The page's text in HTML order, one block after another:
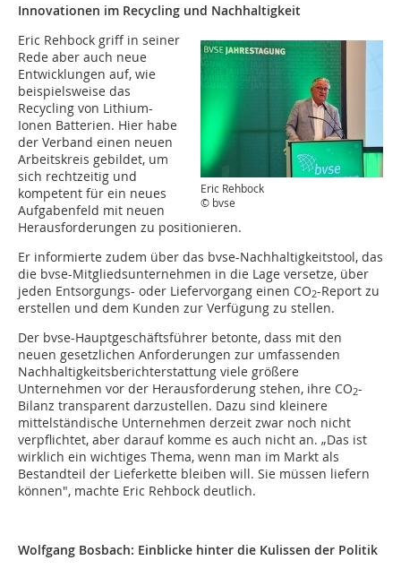
Innovationen im Recycling und Nachhaltigkeit
Eric Rehbock
© bvse
Eric Rehbock griff in seiner
Rede aber auch neue
Entwicklungen auf, wie
beispielsweise das
Recycling von Lithium-
Ionen Batterien. Hier habe
der Verband einen neuen
Arbeitskreis gebildet, um
sich rechtzeitig und
kompetent für ein neues
Aufgabenfeld mit neuen
Herausforderungen zu positionieren.
Er informierte zudem über das bvse-Nachhaltigkeitstool, das
die bvse-Mitgliedsunternehmen in die Lage versetze, über
jeden Entsorgungs- oder Liefervorgang einen CO2-Report zu
erstellen und dem Kunden zur Verfügung zu stellen.
Der bvse-Hauptgeschäftsführer betonte, dass mit den
neuen gesetzlichen Anforderungen zur umfassenden
Nachhaltigkeitsberichterstattung viele größere
Unternehmen vor der Herausforderung stehen, ihre CO2-
Bilanz transparent darzustellen. Dazu sind kleinere
mittelständische Unternehmen derzeit zwar noch nicht
verpflichtet, aber darauf komme es auch nicht an. „Das ist
wirklich ein wichtiges Thema, wenn man im Markt als
Bestandteil der Lieferkette bleiben will. Sie müssen liefern
können", machte Eric Rehbock deutlich.
Wolfgang Bosbach: Einblicke hinter die Kulissen der Politik